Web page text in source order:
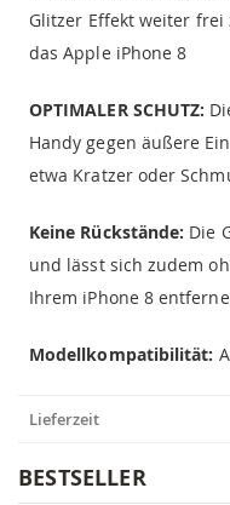
Glitzer Effekt weiter frei
das Apple iPhone 8
OPTIMALER SCHUTZ:
Handy gegen äußere
etwa Kratzer oder
Keine Rückstände: Die
und lässt sich zudem
Ihrem iPhone 8
Modellkompatibilität:
Lieferzeit
BESTSELLER